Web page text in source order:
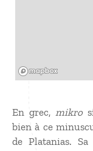
En grec, mikro
bien à ce
de Platanias.